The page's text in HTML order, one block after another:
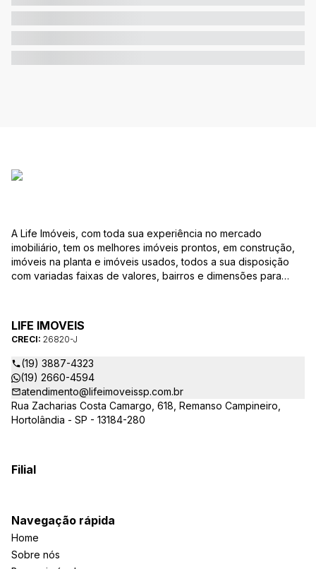
A Life Imóveis, com toda sua experiência no mercado
imobiliário, tem os melhores imóveis prontos, em construção,
imóveis na planta e imóveis usados, todos a sua disposição
com variadas faixas de valores, bairros e dimensões para
as suas dúvidas sobre casas, apartamentos, terrenos, salas
comerciais e outros produtos imobiliários.
LIFE IMOVEIS
CRECI: 26820-J
(19) 3887-4323
(19) 2660-4594
atendimento@lifeimoveissp.com.br
Rua Zacharias Costa Camargo, 618, Remanso Campineiro,
Hortolândia - SP - 13184-280
Filial
Navegação rápida
Home
Sobre nós